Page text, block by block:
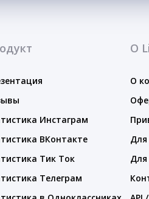
Инстаграм
ВКонтакте
Тик Ток
Телеграм
О
О
Для